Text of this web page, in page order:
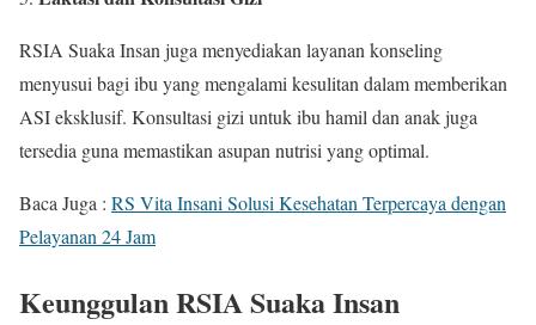
RSIA Suaka Insan juga menyediakan layanan konseling
menyusui bagi ibu yang mengalami kesulitan dalam memberikan
ASI eksklusif. Konsultasi gizi untuk ibu hamil dan anak juga
tersedia guna memastikan asupan nutrisi yang optimal.
Baca Juga : RS Vita Insani Solusi Kesehatan Terpercaya dengan
Pelayanan 24 Jam
Keunggulan RSIA Suaka Insan